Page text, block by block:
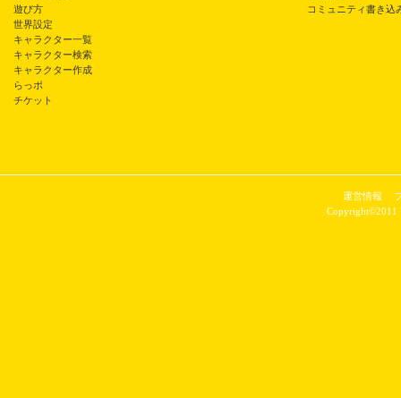
遊び方
世界設定
キャラクター一覧
キャラクター検索
キャラクター作成
らっポ
チケット
コミュニティ書き込
運営情報
Copyright©2011